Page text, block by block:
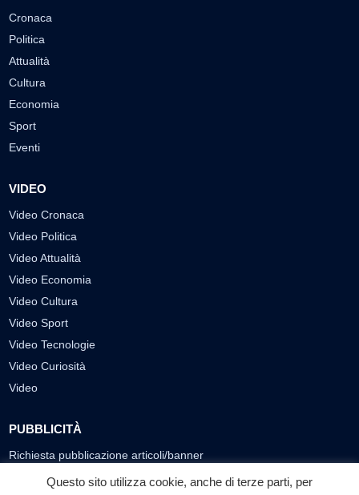
Cronaca
Politica
Attualità
Cultura
Economia
Sport
Eventi
VIDEO
Video Cronaca
Video Politica
Video Attualità
Video Economia
Video Cultura
Video Sport
Video Tecnologie
Video Curiosità
Video
PUBBLICITÀ
Richiesta pubblicazione articoli/banner
SEGUICI SUI SOCIAL
Questo sito utilizza cookie, anche di terze parti, per